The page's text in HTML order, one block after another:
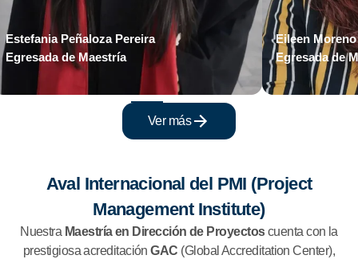
Estefania Peñaloza Pereira
Egresada de Maestría
Eileen
Egresada de
Ver más
Aval Internacional del PMI (Project
Management Institute)
Nuestra Maestría en Dirección de Proyectos cuenta con la
prestigiosa acreditación GAC (Global Accreditation Center),